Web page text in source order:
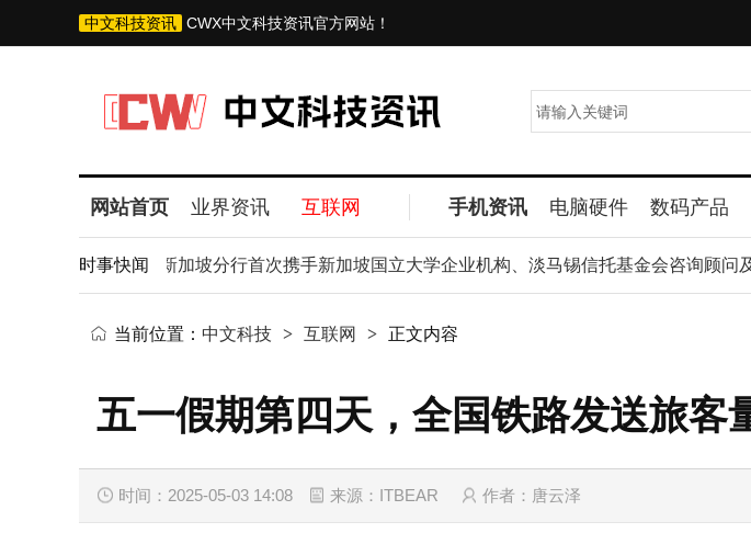
中文科技资讯 CWX中文科技资讯官方网站！
网站首页 业界资讯 互联网 手机资讯 电脑硬件 数码产品
时事快闻
中国建设银行新加坡分行首次携手新加坡国立大学企业机构、淡马锡信托基金会咨询顾问及
当前位置： 中文科技 > 互联网 > 正文内容
五一假期第四天，全国铁路发送旅客
时间：2025-05-03 14:08 来源：ITBEAR 作者：唐云泽